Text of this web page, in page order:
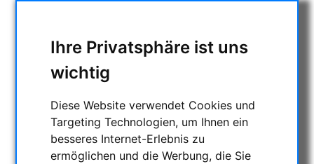
Ihre Privatsphäre ist uns
wichtig
Diese Website verwendet Cookies und
Targeting Technologien, um Ihnen ein
besseres Internet-Erlebnis zu
ermöglichen und die Werbung, die Sie
NACHTSICHTGERÄTE , WÄRMEKAMERAS &
ENTFERNUNGSMESSER
ASTROPROFESSIONAL TELESCOPES
SECONDHAND & LAGERBESTAND
APM PRODUKTE